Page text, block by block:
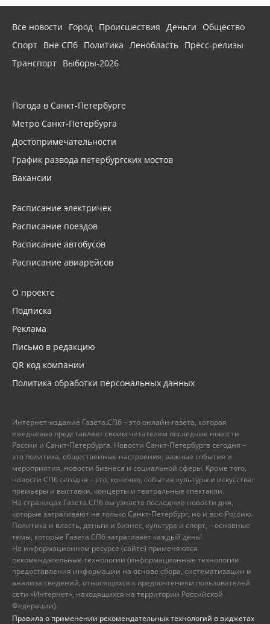
Все новости Город Происшествия Деньги
Общество
Спорт Вне СПб Политика Ленобласть Пресс-релизы
Транспорт Выборы-2026
Погода в Санкт-Петербурге
Метро Санкт-Петербурга
Достопримечательности
График развода петербургских мостов
Вакансии
Расписание электричек
Расписание поездов
Расписание автобусов
Расписание авиарейсов
О проекте
Подписка
Реклама
Письмо в редакцию
QR код компании
Политика обработки персональных данных
Интернет-издание Газета.СПб – это онлайн-газета, которая
ежедневно представляет своим читателям последние новости
России и Санкт-Петербурга. Новости Санкт-Петербурга сегодня –
это политика, общественные настроения, важные события и
мероприятия, новости бизнеса и социальной сферы. Кроме того,
новости СПб сегодня – это, конечно, события культуры и искусства:
премьеры и выставки, концерты и театральные спектакли.
На страницах Газета.СПб вы узнаете последние новости дня,
которые затрагивают не только Санкт-Петербург, но и всю Россию.
Политика и власть, деньги и бизнес, культура и спорт, – основные
темы, которые Газета.СПб затрагивает каждый день!
На информационном ресурсе (сайте) применяются
рекомендательные технологии (информационные технологии
предоставления информации на основе сбора, систематизации и
анализа сведений, относящихся к предпочтениям пользователей
сети «Интернет», находящихся на территории Российской
Федерации).
Правила о применении рекомендательных технологий в виджетах